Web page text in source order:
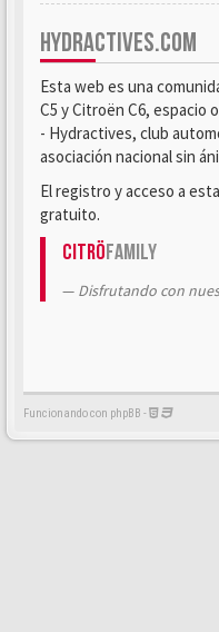
HYDRACTIVES.COM
Esta web es una
C5 y Citroën C6, espacio
- Hydractives, club
asociación nacional sin
El registro y acceso a
gratuito.
CitröFamily
Disfrutando con
Funcionando con phpBB -